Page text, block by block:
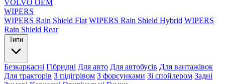
VOLVO OEM
WIPERS
WIPERS Rain Shield Flat WIPERS Rain Shield Hybrid WIPERS
Rain Shield Rear
Типи
Безкаркасні Гібридні Для авто Для автобусів Для вантажівок
Для тракторів З підігрівом З форсунками Зі спойлером Задні